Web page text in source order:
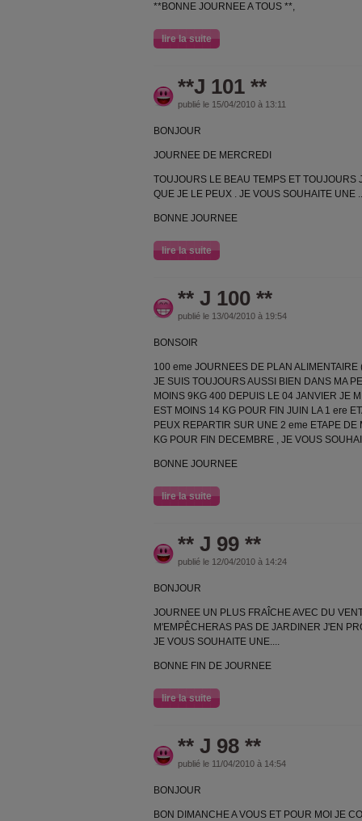
**BONNE JOURNEE A TOUS **,
lire la suite
**J 101 **
publié le 15/04/2010 à 13:11
BONJOUR
JOURNEE DE MERCREDI
TOUJOURS LE BEAU TEMPS ET TOUJOURS
QUE JE LE PEUX . JE VOUS SOUHAITE UNE
BONNE JOURNEE
lire la suite
** J 100 **
publié le 13/04/2010 à 19:54
BONSOIR
100 eme JOURNEES DE PLAN
JE SUIS TOUJOURS AUSSI BIEN DANS MA
MOINS 9KG 400 DEPUIS LE 04 JANVIER JE
EST MOINS 14 KG POUR FIN JUIN LA 1 ere
PEUX REPARTIR SUR UNE 2 eme ETAPE DE
KG POUR FIN DECEMBRE , JE VOUS
BONNE JOURNEE
lire la suite
** J 99 **
publié le 12/04/2010 à 14:24
BONJOUR
JOURNEE UN PLUS FRAÎCHE AVEC DU
M'EMPÊCHERAS PAS DE JARDINER J'EN
JE VOUS SOUHAITE UNE....
BONNE FIN DE JOURNEE
lire la suite
** J 98 **
publié le 11/04/2010 à 14:54
BONJOUR
BON DIMANCHE A VOUS ET POUR MOI JE